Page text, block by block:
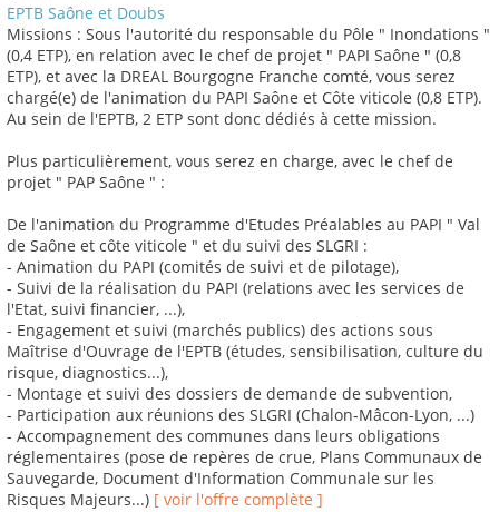
EPTB Saône et Doubs
Missions : Sous l'autorité du responsable du Pôle " Inondations "
(0,4 ETP), en relation avec le chef de projet " PAPI Saône " (0,8
ETP), et avec la DREAL Bourgogne Franche comté, vous serez
chargé(e) de l'animation du PAPI Saône et Côte viticole (0,8 ETP).
Au sein de l'EPTB, 2 ETP sont donc dédiés à cette mission.
Plus particulièrement, vous serez en charge, avec le chef de
projet " PAP Saône " :
De l'animation du Programme d'Etudes Préalables au PAPI " Val
de Saône et côte viticole " et du suivi des SLGRI :
- Animation du PAPI (comités de suivi et de pilotage),
- Suivi de la réalisation du PAPI (relations avec les services de
l'Etat, suivi financier, ...),
- Engagement et suivi (marchés publics) des actions sous
Maîtrise d'Ouvrage de l'EPTB (études, sensibilisation, culture du
risque, diagnostics...),
- Montage et suivi des dossiers de demande de subvention,
- Participation aux réunions des SLGRI (Chalon-Mâcon-Lyon, ...)
- Accompagnement des communes dans leurs obligations
réglementaires (pose de repères de crue, Plans Communaux de
Sauvegarde, Document d'Information Communale sur les
Risques Majeurs...) [ voir l'offre complète ]